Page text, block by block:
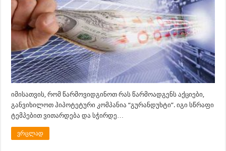
იმისათვის, რომ წარმოვიდგინოთ რას წარმოადგენს აქციები,
განვიხილოთ ჰიპოტეტური კომპანია “გურანდუხტი”. იგი სწრაფი
ტემპებით ვითარდება და სჭირდე…
ვრცლად